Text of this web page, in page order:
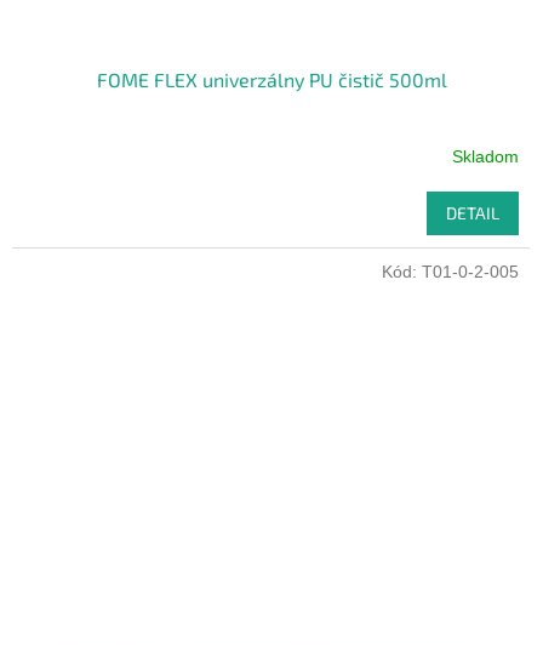
FOME FLEX univerzálny PU čistič 500ml
Skladom
DETAIL
Kód: T01-0-2-005